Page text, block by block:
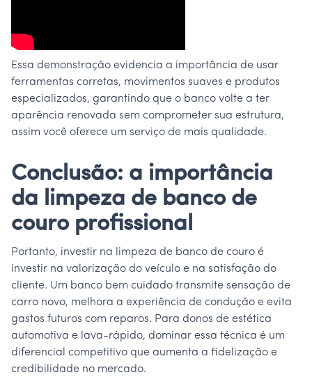
Essa demonstração evidencia a importância de usar
ferramentas corretas, movimentos suaves e produtos
especializados, garantindo que o banco volte a ter
aparência renovada sem comprometer sua estrutura,
assim você oferece um serviço de mais qualidade.
Conclusão: a importância
da limpeza de banco de
couro profissional
Portanto, investir na limpeza de banco de couro é
investir na valorização do veículo e na satisfação do
cliente. Um banco bem cuidado transmite sensação de
carro novo, melhora a experiência de condução e evita
gastos futuros com reparos. Para donos de estética
automotiva e lava-rápido, dominar essa técnica é um
diferencial competitivo que aumenta a fidelização e
credibilidade no mercado.